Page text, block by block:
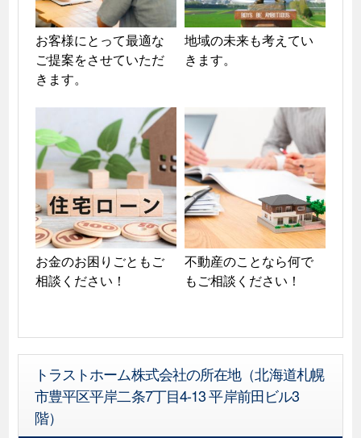
お客様にとって最適な
ご提案をさせていただ
きます。
地域の未来も考えてい
きます。
お金のお困りごともご
相談ください！
不動産のことなら何で
もご相談ください！
トラストホーム株式会社の所在地（北海道札幌
市豊平区平岸二条7丁目4-13 平岸前田ビル3
階）